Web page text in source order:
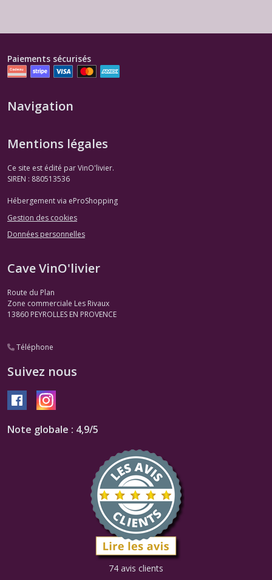
Paiements sécurisés
Navigation
Mentions légales
Ce site est édité par VinO'livier.
SIREN : 880513536
Hébergement via eProShopping
Gestion des cookies
Données personnelles
Cave VinO'livier
Route du Plan
Zone commerciale Les Rivaux
13860 PEYROLLES EN PROVENCE
Téléphone
Suivez nous
Note globale : 4,9/5
74 avis clients